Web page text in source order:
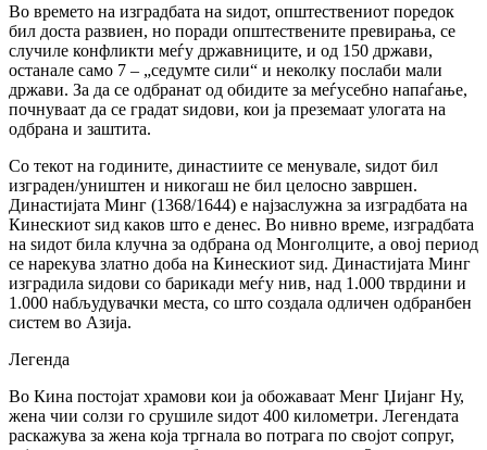
Во времето на изградбата на ѕидот, општествениот поредок
бил доста развиен, но поради општествените превирања, се
случиле конфликти меѓу државниците, и од 150 држави,
останале само 7 – „седумте сили“ и неколку послаби мали
држави. За да се одбранат од обидите за меѓусебно напаѓање,
почнуваат да се градат ѕидови, кои ја преземаат улогата на
одбрана и заштита.
Со текот на годините, династиите се менувале, ѕидот бил
изграден/уништен и никогаш не бил целосно завршен.
Династијата Минг (1368/1644) е најзаслужна за изградбата на
Кинескиот ѕид каков што е денес. Во нивно време, изградбата
на ѕидот била клучна за одбрана од Монголците, а овој период
се нарекува златно доба на Кинескиот ѕид. Династијата Минг
изградила ѕидови со барикади меѓу нив, над 1.000 тврдини и
1.000 набљудувачки места, со што создала одличен одбранбен
систем во Азија.
Легенда
Во Кина постојат храмови кои ја обожаваат Менг Џијанг Ну,
жена чии солзи го срушиле ѕидот 400 километри. Легендата
раскажува за жена која тргнала во потрага по својот сопруг,